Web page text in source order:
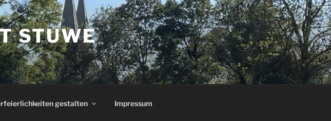
STUWE
gestalten Impressum